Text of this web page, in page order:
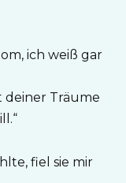
ich weiß gar
deiner Träume
fiel sie mir